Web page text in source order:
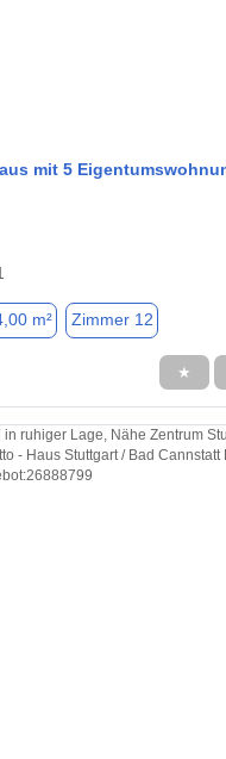
mit 5
m² Zimmer 12
★